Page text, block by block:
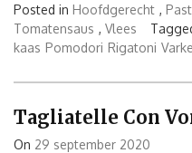
con
Ragù
di
Posted in Hoofdgerecht ,
Tomatensaus , Vlees
kaas Pomodori Rigatoni
Tagliatelle Con
On 29 september 2020